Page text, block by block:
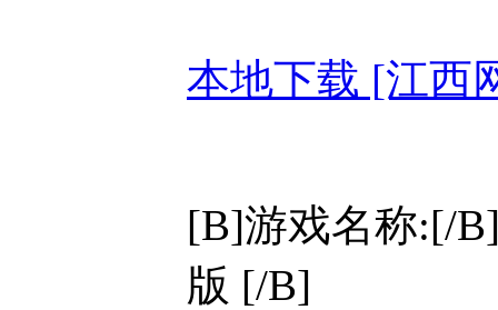
本地下载 [江西
[B]游戏名称:[/
版 [/B]